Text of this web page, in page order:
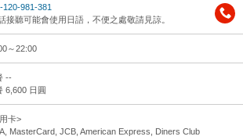
120-981-381
接聽可能會使用日語，不便之處敬請見諒。
～22:00
--
6,600 日圓
卡>
MasterCard, JCB, American Express, Diners Club